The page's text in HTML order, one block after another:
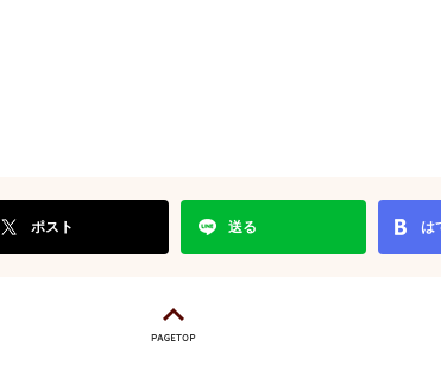
ポスト 送る は